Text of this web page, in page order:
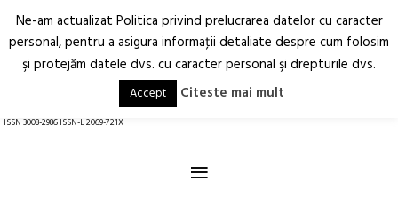
Arhitectură.
Oraș.
RO EN
ISSN 3008-2986 ISSN-L 2069-721X
≡
Ne-am actualizat Politica privind prelucrarea datelor cu caracter
personal, pentru a asigura informaţii detaliate despre cum folosim
şi protejăm datele dvs. cu caracter personal şi drepturile dvs.
Accept Citeste mai mult